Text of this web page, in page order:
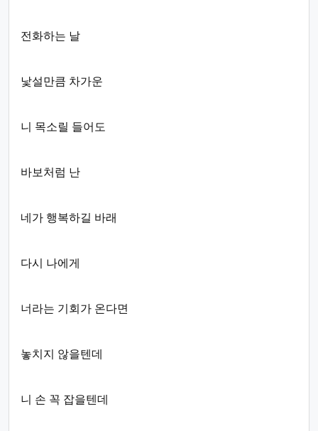
전화하는 날
낯설만큼 차가운
니 목소릴 들어도
바보처럼 난
네가 행복하길 바래
다시 나에게
너라는 기회가 온다면
놓치지 않을텐데
니 손 꼭 잡을텐데